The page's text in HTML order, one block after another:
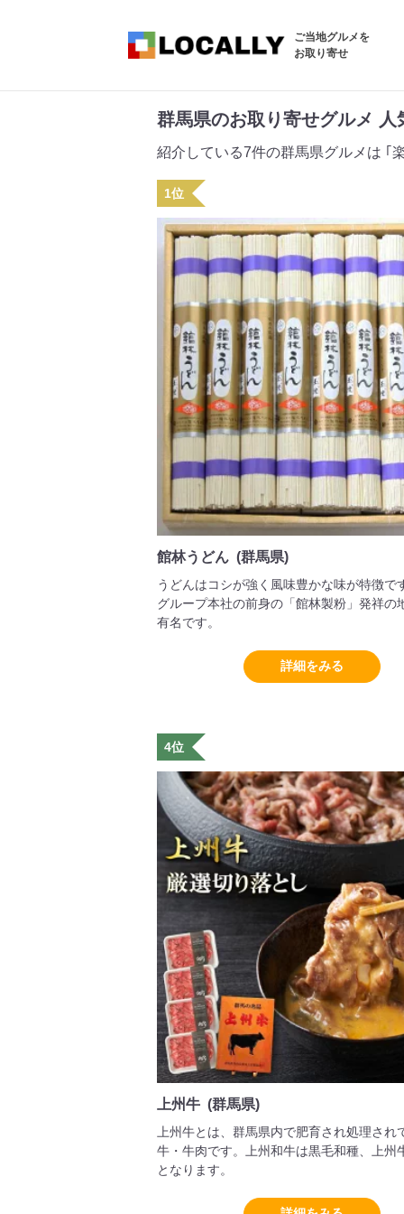
ご当地グルメを
お取り寄せ
群馬県のお取り寄せグルメ 人
紹介している7件の群馬県グルメは ｢
1位
館林うどん (群馬県)
うどんはコシが強く風味豊かな味が特徴で
グループ本社の前身の「館林製粉」発祥の
有名です。
詳細をみる
4位
上州牛 (群馬県)
上州牛とは、群馬県内で肥育され処理され
牛・牛肉です。上州和牛は黒毛和種、上州
となります。